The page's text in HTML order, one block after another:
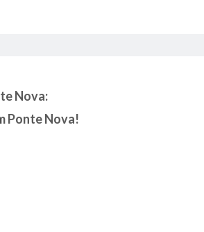
Nova:
Ponte Nova!